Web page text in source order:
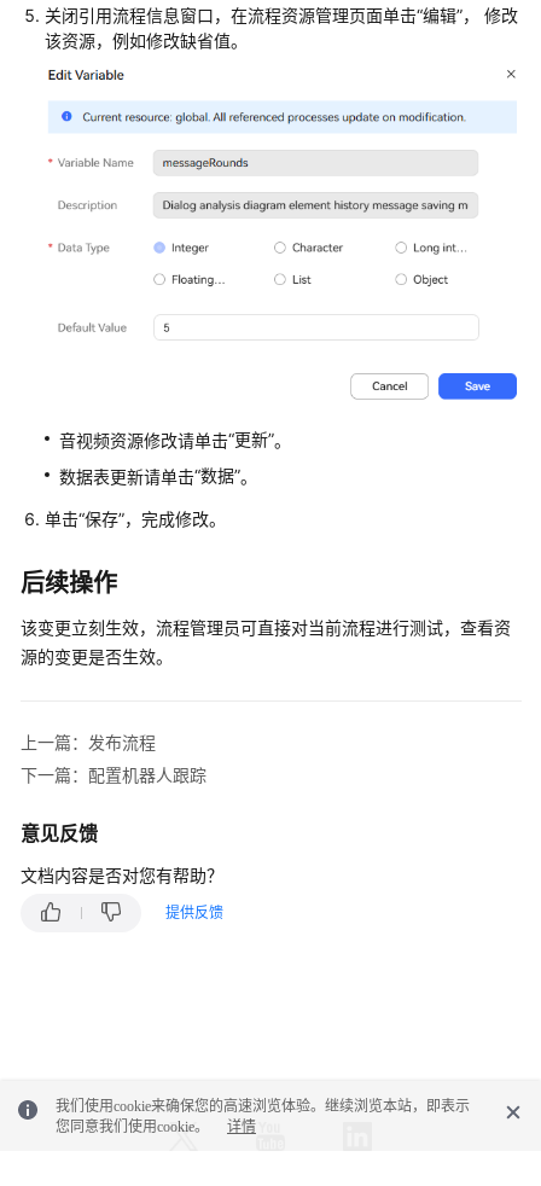
器
人
管
配
南
门
智
能
器
置
普
IVR
绍
关闭引用流程信息窗口，在流程资源管理页面单击“编辑”， 修改
该资源，例如修改缺省值。
音视频资源修改请单击“更新”。
数据表更新请单击“数据”。
单击“保存”，完成修改。
后续操作
该变更立刻生效，流程管理员可直接对当前流程进行测试，查看资
源的变更是否生效。
上一篇：发布流程
下一篇：配置机器人跟踪
意见反馈
文档内容是否对您有帮助？
提供反馈
我们使用cookie来确保您的高速浏览体验。继续浏览本站，即表示
您同意我们使用cookie。
详情